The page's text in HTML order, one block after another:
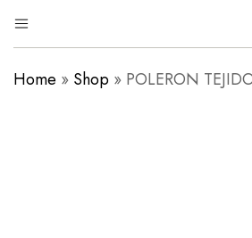
Eg
Moda
Tienda
de
Home » Shop » POLERON